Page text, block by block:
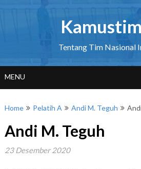
Tentang Tim Nasional
MENU
Home Pelatih A Andi M. Teguh
Andi M. Teguh
23 Desember 2020